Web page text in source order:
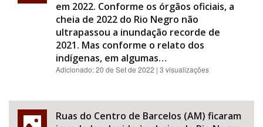
em 2022. Conforme os órgãos oficiais, a
cheia de 2022 do Rio Negro não
ultrapassou a inundação recorde de
2021. Mas conforme o relato dos
indígenas, em algumas…
Adicionado:20 de Set de 2022 | 3 visualizações
Ruas do Centro de Barcelos (AM) ficaram